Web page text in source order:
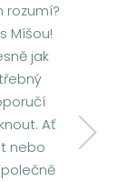
rozumí?
Míšou!
jak
Ať
nebo